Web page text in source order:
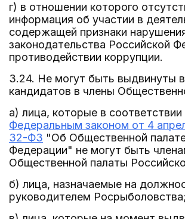
г) в отношении которого
информация об участии в
содержащей признаки
законодательства Российской
противодействии коррупции.
3.24. Не могут быть выдвинуты
кандидатов в члены
а) лица, которые в соответствии
Федеральным законом от 4
32-ФЗ "Об Общественной
Федерации" не могут быть
Общественной палаты
б) лица, назначаемые на
руководителем Росрыболовства;